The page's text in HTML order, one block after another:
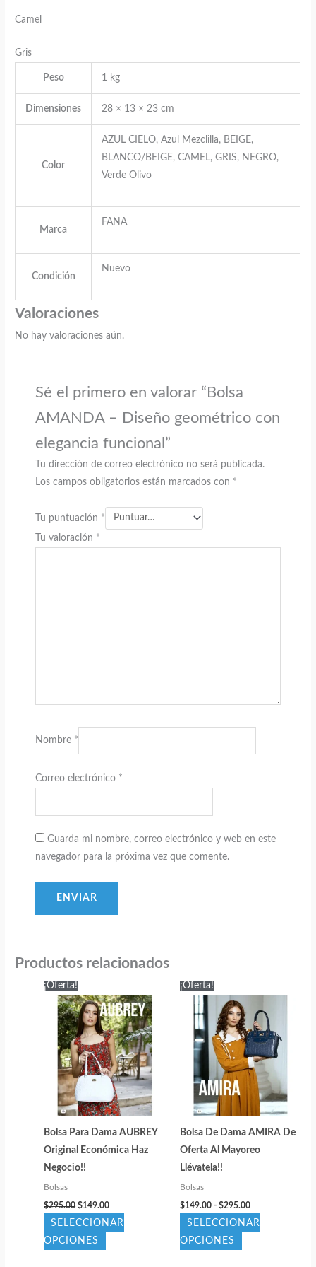
Camel
Gris
Peso 1 kg
Dimensiones 28 × 13 × 23 cm
Color
AZUL CIELO, Azul Mezclilla, BEIGE,
BLANCO/BEIGE, CAMEL, GRIS, NEGRO,
Verde Olivo
Marca
FANA
Condición
Nuevo
Valoraciones
No hay valoraciones aún.
Sé el primero en valorar “Bolsa
AMANDA – Diseño geométrico con
elegancia funcional”
Tu dirección de correo electrónico no será publicada.
Los campos obligatorios están marcados con *
Tu puntuación *
Tu valoración *
Nombre *
Correo electrónico *
Guarda mi nombre, correo electrónico y web en este
navegador para la próxima vez que comente.
Productos relacionados
¡Oferta!
Bolsa Para Dama AUBREY
Original Económica Haz
Negocio!!
Bolsas
$295.00 El
precio
original
era:
$149.00El
precio
actual
SELECCIONAR
OPCIONES
¡Oferta!
Bolsa De Dama AMIRA De
Oferta Al Mayoreo
Llévatela!!
Bolsas
$149.00 - $295.00Rango
de
precios:
SELECCIONAR
OPCIONES